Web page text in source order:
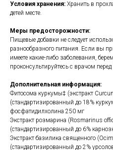
Условия хранения: Хранить в
детей месте.
Меры предосторожности:
Пищевые добавки не следует
разнообразного питания. Если вы
имеете какие-либо заболевания,
проконсультируйтесь с врачом
Дополнительная информация:
Фитосома куркумы‡ (экстракт
(стандартизированный до 18%
фосфатидилхолина 250 мг
Экстракт розмарина (Rosmarinus
(стандартизированный до 6%
Экстракт базилика священного
(стандартизированный до 2%